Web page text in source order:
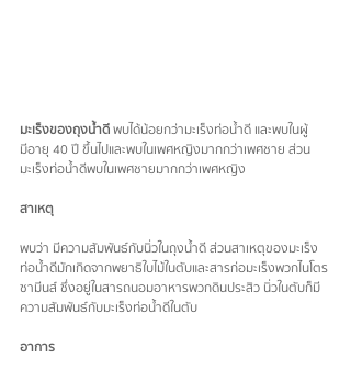
มะเร็งของถุงน้ำดี พบได้น้อยกว่ามะเร็งท่อน้ำดี และพบในผู้
มีอายุ 40 ปี ขึ้นไปและพบในเพศหญิงมากกว่าเพศชาย ส่วน
มะเร็งท่อน้ำดีพบในเพศชายมากกว่าเพศหญิง
สาเหตุ
พบว่า มีความสัมพันธ์กับนิ่วในถุงน้ำดี ส่วนสาเหตุของมะเร็ง
ท่อน้ำดีมักเกิดจากพยาธิใบไม้ในตับและสารก่อมะเร็งพวกไนโตร
ซามีนส์ ซึ่งอยู่ในสารถนอมอาหารพวกดินประสิว นิ่วในตับก็มี
ความสัมพันธ์กับมะเร็งท่อน้ำดีในตับ
อาการ